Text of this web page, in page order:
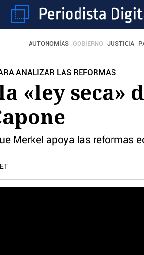
AUTONOMÍAS GOBIERNO JUSTICIA
ANALIZAR LAS REFORMAS
«ley seca»
Merkel apoya las reformas